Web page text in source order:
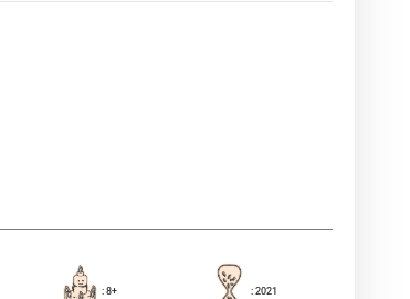
: 8+ : 2021